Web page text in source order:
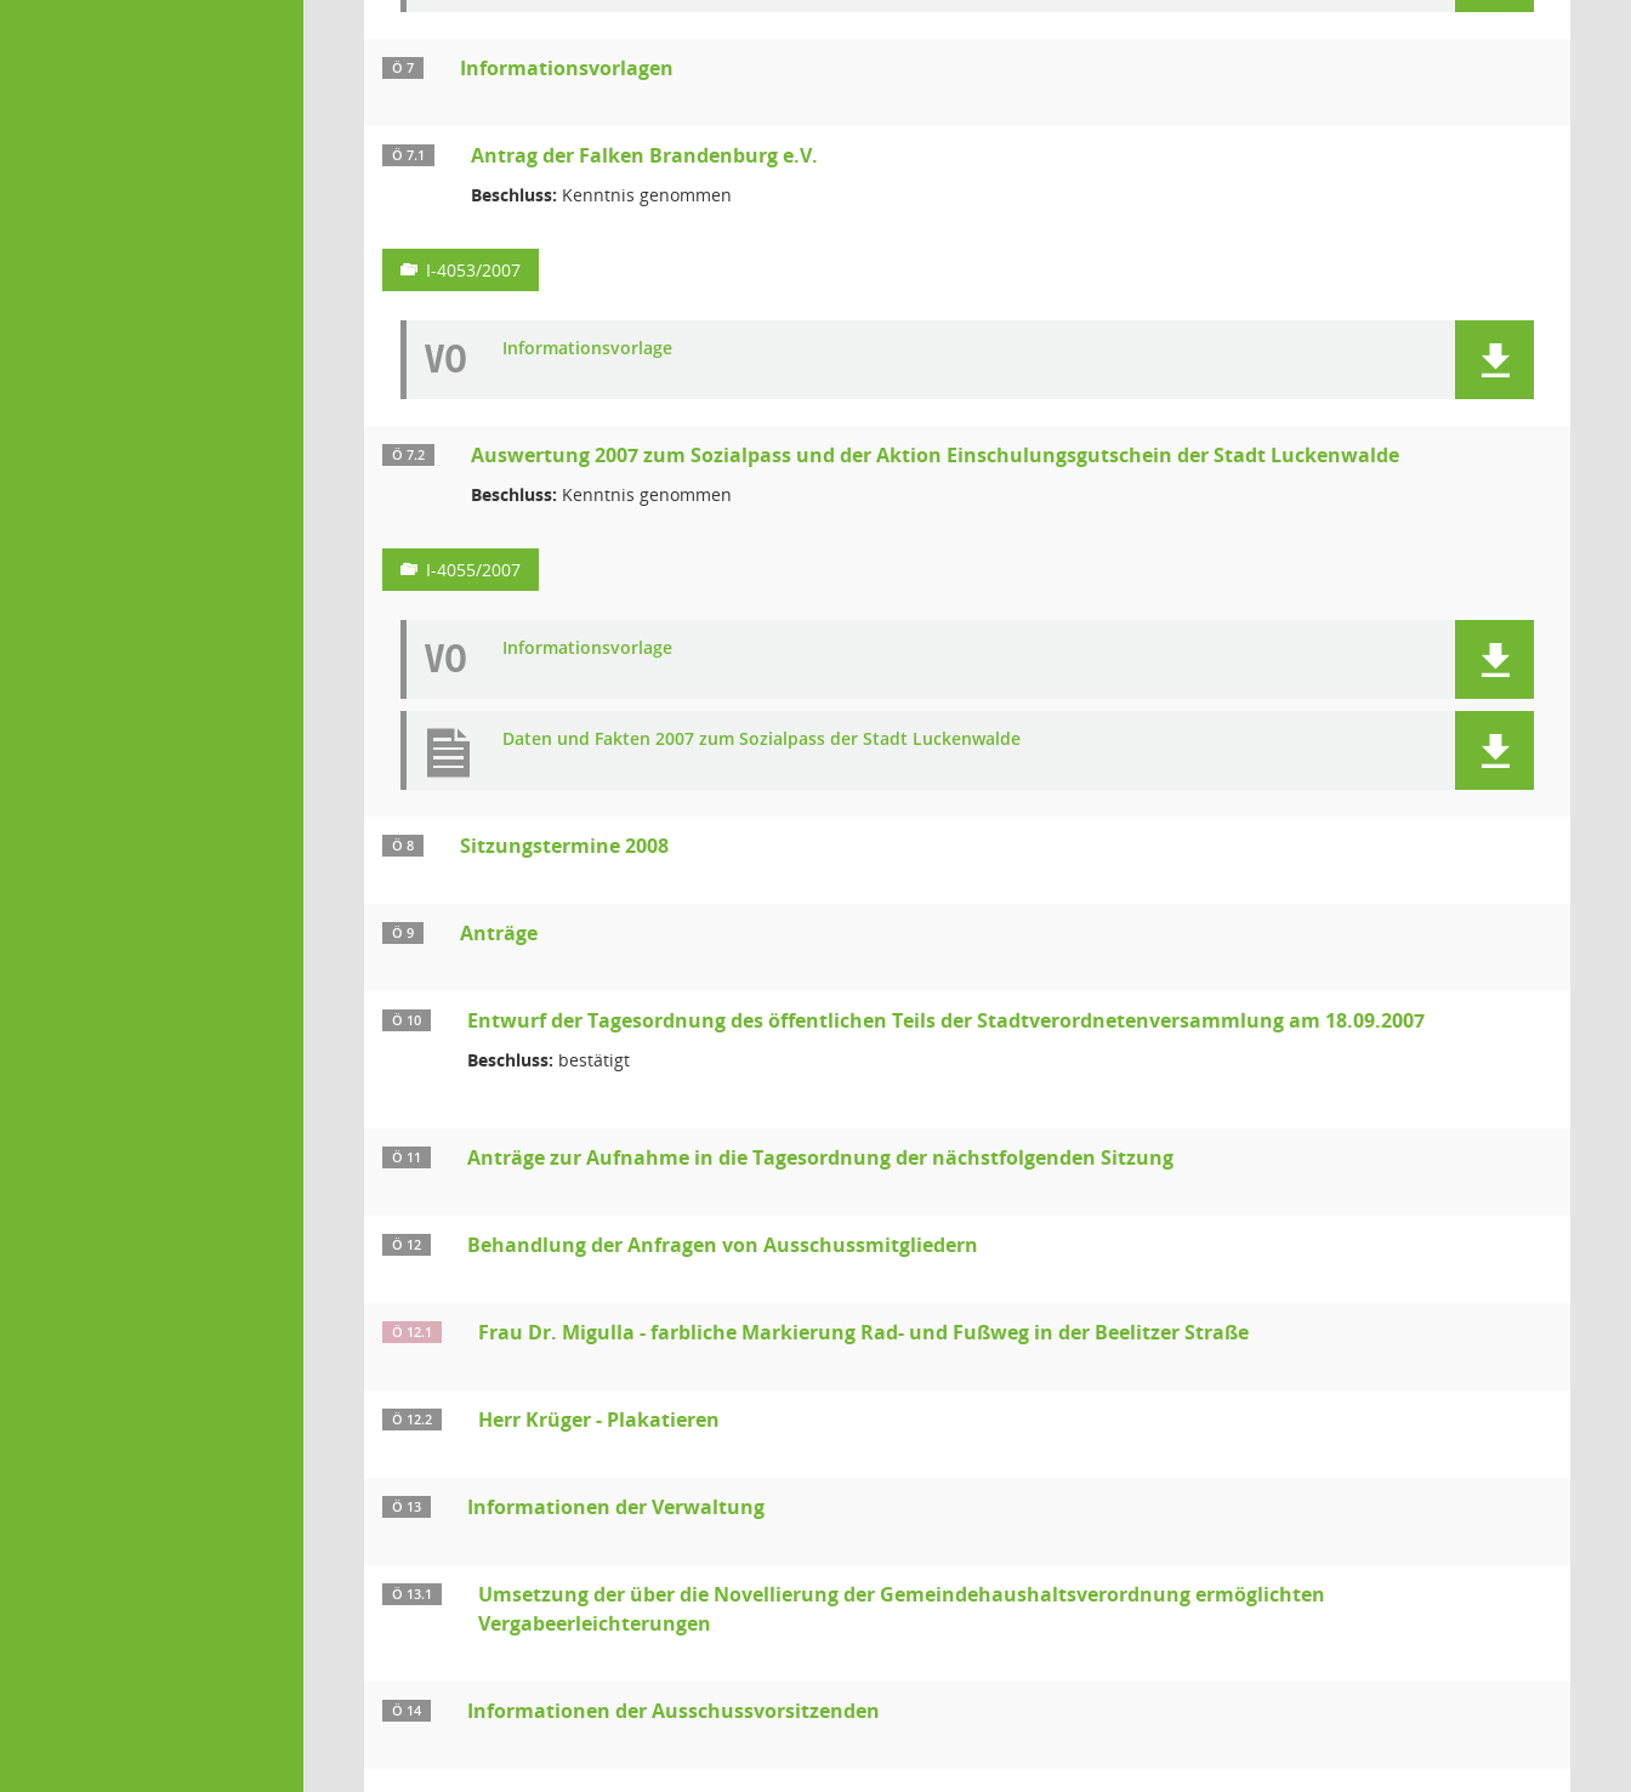
Ö 7 Informationsvorlagen
Ö 7.1 Antrag der Falken Brandenburg e.V.
Beschluss: Kenntnis genommen
I-4053/2007
VO Informationsvorlage
Ö 7.2 Auswertung 2007 zum Sozialpass und der Aktion Einschulungsgutschein der Stadt Luckenwalde
Beschluss: Kenntnis genommen
I-4055/2007
VO Informationsvorlage
Daten und Fakten 2007 zum Sozialpass der Stadt Luckenwalde
Ö 8 Sitzungstermine 2008
Ö 9 Anträge
Ö 10 Entwurf der Tagesordnung des öffentlichen Teils der Stadtverordnetenversammlung am 18.09.2007
Beschluss: bestätigt
Ö 11 Anträge zur Aufnahme in die Tagesordnung der nächstfolgenden Sitzung
Ö 12 Behandlung der Anfragen von Ausschussmitgliedern
Ö 12.1 Frau Dr. Migulla - farbliche Markierung Rad- und Fußweg in der Beelitzer Straße
Ö 12.2 Herr Krüger - Plakatieren
Ö 13 Informationen der Verwaltung
Ö 13.1
Umsetzung der über die Novellierung der Gemeindehaushaltsverordnung ermöglichten
Vergabeerleichterungen
Ö 14 Informationen der Ausschussvorsitzenden